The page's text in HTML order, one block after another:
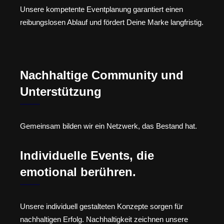
Unsere kompetente Eventplanung garantiert einen
reibungslosen Ablauf und fördert Deine Marke langfristig.
Nachhaltige Community und
Unterstützung
Gemeinsam bilden wir ein Netzwerk, das Bestand hat.
Individuelle Events, die
emotional berühren.
Unsere individuell gestalteten Konzepte sorgen für
nachhaltigen Erfolg. Nachhaltigkeit zeichnen unsere